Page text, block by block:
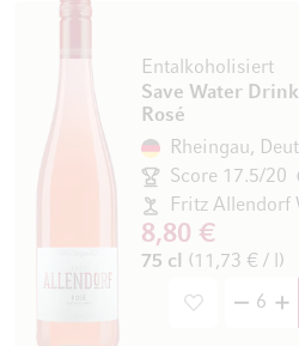
Entalkoholisiert
Save Water Drink
Rosé
Score 17.5/20
8,80 €
75 cl (11,73 € / l)